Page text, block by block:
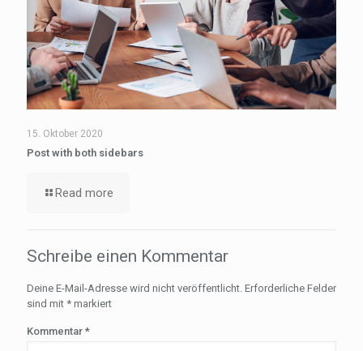
15. Oktober 2020
Post with both sidebars
Read more
Schreibe einen Kommentar
Deine E-Mail-Adresse wird nicht veröffentlicht. Erforderliche Felder
sind mit * markiert
Kommentar *